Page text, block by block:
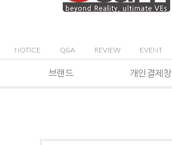
NOTICE Q&A REVIEW EVENT
브랜드 개인결제창